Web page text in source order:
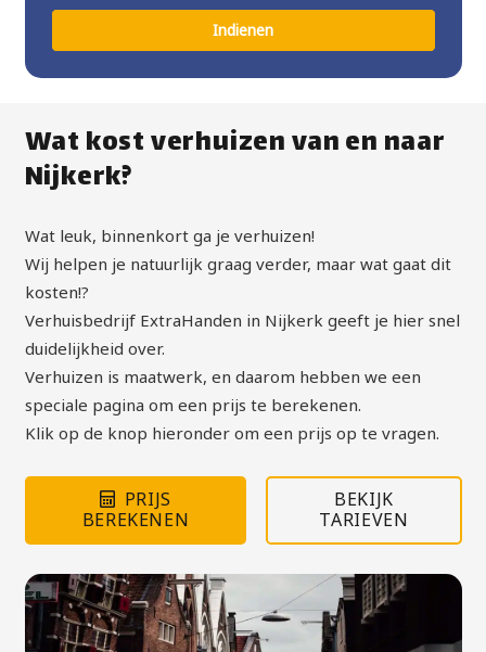
Indienen
Wat kost verhuizen van en naar
Nijkerk?
Wat leuk, binnenkort ga je verhuizen!
Wij helpen je natuurlijk graag verder, maar wat gaat dit
kosten!?
Verhuisbedrijf ExtraHanden in Nijkerk geeft je hier snel
duidelijkheid over.
Verhuizen is maatwerk, en daarom hebben we een
speciale pagina om een prijs te berekenen.
Klik op de knop hieronder om een prijs op te vragen.
PRIJS
BEREKENEN
BEKIJK
TARIEVEN